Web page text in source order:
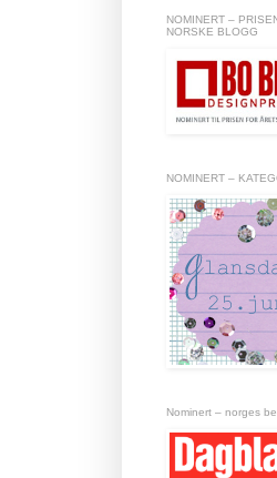
NOMINERT –
NORSKE BLOGG
NOMINERT –
Nominert – norges